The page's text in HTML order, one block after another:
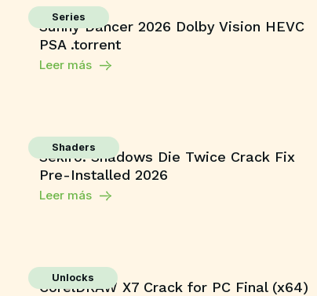
Series
Sunny Dancer 2026 Dolby Vision HEVC
PSA .torrent
Leer más
Shaders
Sekiro: Shadows Die Twice Crack Fix
Pre-Installed 2026
Leer más
Unlocks
CorelDRAW X7 Crack for PC Final (x64)